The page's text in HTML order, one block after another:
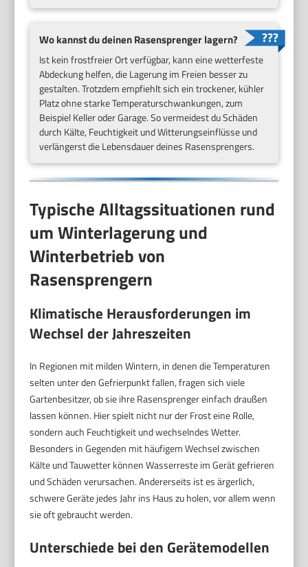
Wo kannst du deinen Rasensprenger lagern?
Ist kein frostfreier Ort verfügbar, kann eine wetterfeste
Abdeckung helfen, die Lagerung im Freien besser zu
gestalten. Trotzdem empfiehlt sich ein trockener, kühler
Platz ohne starke Temperaturschwankungen, zum
Beispiel Keller oder Garage. So vermeidest du Schäden
durch Kälte, Feuchtigkeit und Witterungseinflüsse und
verlängerst die Lebensdauer deines Rasensprengers.
Typische Alltagssituationen rund
um Winterlagerung und
Winterbetrieb von
Rasensprengern
Klimatische Herausforderungen im
Wechsel der Jahreszeiten
In Regionen mit milden Wintern, in denen die Temperaturen
selten unter den Gefrierpunkt fallen, fragen sich viele
Gartenbesitzer, ob sie ihre Rasensprenger einfach draußen
lassen können. Hier spielt nicht nur der Frost eine Rolle,
sondern auch Feuchtigkeit und wechselndes Wetter.
Besonders in Gegenden mit häufigem Wechsel zwischen
Kälte und Tauwetter können Wasserreste im Gerät gefrieren
und Schäden verursachen. Andererseits ist es ärgerlich,
schwere Geräte jedes Jahr ins Haus zu holen, vor allem wenn
sie oft gebraucht werden.
Unterschiede bei den Gerätemodellen